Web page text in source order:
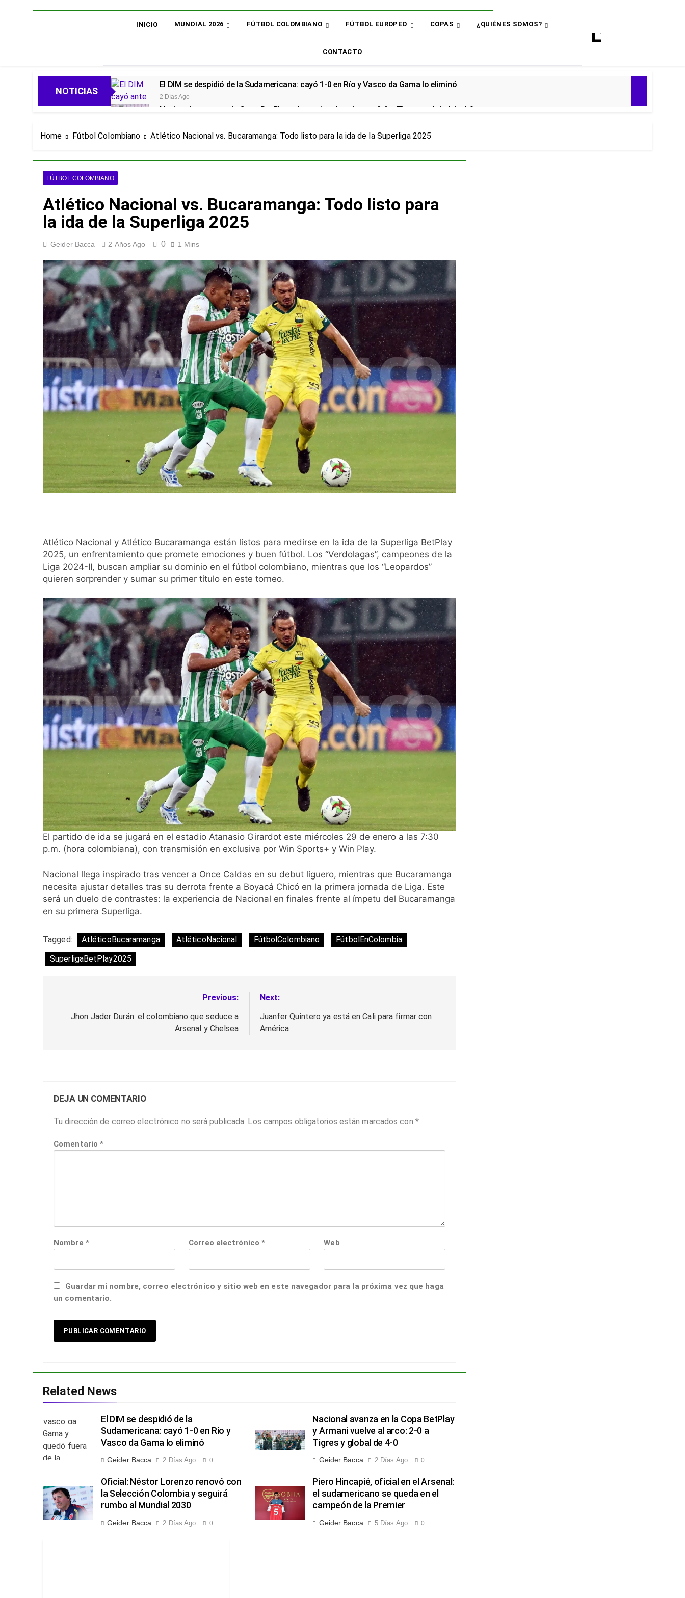
INICIO MUNDIAL 2026 FÚTBOL COLOMBIANO FÚTBOL EUROPEO COPAS ¿QUIÉNES SOMOS?
CONTACTO
NOTICIAS
El DIM se despidió de la Sudamericana: cayó 1-0 en Río y Vasco da Gama lo eliminó
2 Días Ago
Nacional avanza en la Copa BetPlay y Armani vuelve al arco: 2-0 a Tigres y global de 4-0
Oficial: Néstor Lorenzo renovó con la Selección Colombia y seguirá rumbo al Mundial 2030
Piero Hincapié, oficial en el Arsenal: el sudamericano se queda en el campeón de la Premier
5 Días Ago
Goleadas y un líder sorpresa: así quedó la Liga BetPlay tras la fecha 2
5 Días Ago
6 Días Ago
¡Recital escarlata! América goleó 7-0 a Boyacá Chicó y es líder de la Liga BetPlay
6 Días Ago
Vuelve la Premier League: arranca el 21 de agosto con el Arsenal campeón abriendo ante el Coventry
6 Días Ago
Escándalo en Montería: el debut de Nacional se suspendió por disturbios cuando ganaba 3-0 a Jaguares
6 Días Ago
Home Fútbol Colombiano Atlético Nacional vs. Bucaramanga: Todo listo para la ida de la Superliga 2025
FÚTBOL COLOMBIANO
Atlético Nacional vs. Bucaramanga: Todo listo para
la ida de la Superliga 2025
Geider Bacca 2 Años Ago 0 1 Mins
Atlético Nacional y Atlético Bucaramanga están listos para medirse en la ida de la Superliga BetPlay
2025, un enfrentamiento que promete emociones y buen fútbol. Los “Verdolagas”, campeones de la
Liga 2024-II, buscan ampliar su dominio en el fútbol colombiano, mientras que los “Leopardos”
quieren sorprender y sumar su primer título en este torneo.
El partido de ida se jugará en el estadio Atanasio Girardot este miércoles 29 de enero a las 7:30
p.m. (hora colombiana), con transmisión en exclusiva por Win Sports+ y Win Play.
Nacional llega inspirado tras vencer a Once Caldas en su debut liguero, mientras que Bucaramanga
necesita ajustar detalles tras su derrota frente a Boyacá Chicó en la primera jornada de Liga. Este
será un duelo de contrastes: la experiencia de Nacional en finales frente al ímpetu del Bucaramanga
en su primera Superliga.
Tagged: AtléticoBucaramanga AtléticoNacional FútbolColombiano
FútbolEnColombia
SuperligaBetPlay2025
Previous:
Jhon Jader Durán: el colombiano que seduce a
Arsenal y Chelsea
Next:
Juanfer Quintero ya está en Cali para firmar con
América
DEJA UN COMENTARIO
Tu dirección de correo electrónico no será publicada. Los campos obligatorios están marcados con *
Comentario*
Nombre * Correo electrónico* Web
Guardar mi nombre, correo electrónico y sitio web en este navegador para la próxima vez que haga
un comentario.
Related News
El DIM se despidió de la
Sudamericana: cayó 1-0 en Río y
Vasco da Gama lo eliminó
Geider Bacca 2 Días Ago 0
Nacional avanza en la Copa BetPlay
y Armani vuelve al arco: 2-0 a
Tigres y global de 4-0
Geider Bacca 2 Días Ago 0
Oficial: Néstor Lorenzo renovó con
la Selección Colombia y seguirá
rumbo al Mundial 2030
Geider Bacca 2 Días Ago 0
Piero Hincapié, oficial en el Arsenal:
el sudamericano se queda en el
campeón de la Premier
Geider Bacca 5 Días Ago 0